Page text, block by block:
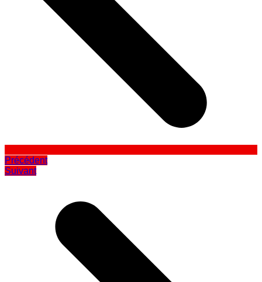
Précédent
Suivant